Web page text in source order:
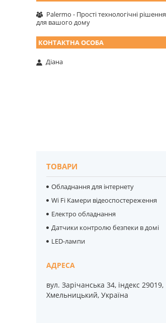
Palermo - Прості технологічні рішення
для вашого дому
Діана
ТОВАРИ
Обладнання для інтернету
Wi Fi Камери відеоспостереження
Електро обладнання
Датчики контролю безпеки в домі
LED-лампи
вул. Зарічанська 34, індекс 29019,
Хмельницький, Україна